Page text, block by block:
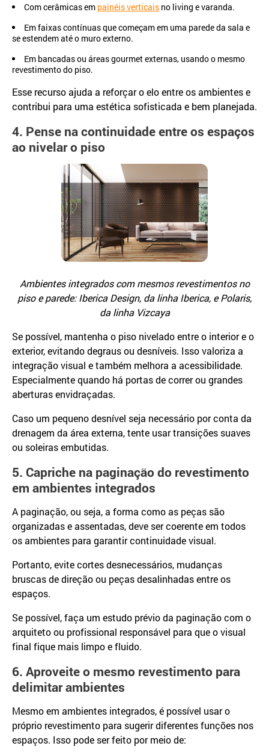
Com cerâmicas em painéis verticais no living e varanda.
Em faixas contínuas que começam em uma parede da sala e
se estendem até o muro externo.
Em bancadas ou áreas gourmet externas, usando o mesmo
revestimento do piso.
Esse recurso ajuda a reforçar o elo entre os ambientes e
contribui para uma estética sofisticada e bem planejada.
4. Pense na continuidade entre os espaços
ao nivelar o piso
Ambientes integrados com mesmos revestimentos no
piso e parede: Iberica Design, da linha Iberica, e Polaris,
da linha Vizcaya
Se possível, mantenha o piso nivelado entre o interior e o
exterior, evitando degraus ou desníveis. Isso valoriza a
integração visual e também melhora a acessibilidade.
Especialmente quando há portas de correr ou grandes
aberturas envidraçadas.
Caso um pequeno desnível seja necessário por conta da
drenagem da área externa, tente usar transições suaves
ou soleiras embutidas.
5. Capriche na paginação do revestimento
em ambientes integrados
A paginação, ou seja, a forma como as peças são
organizadas e assentadas, deve ser coerente em todos
os ambientes para garantir continuidade visual.
Portanto, evite cortes desnecessários, mudanças
bruscas de direção ou peças desalinhadas entre os
espaços.
Se possível, faça um estudo prévio da paginação com o
arquiteto ou profissional responsável para que o visual
final fique mais limpo e fluido.
6. Aproveite o mesmo revestimento para
delimitar ambientes
Mesmo em ambientes integrados, é possível usar o
próprio revestimento para sugerir diferentes funções nos
espaços. Isso pode ser feito por meio de: